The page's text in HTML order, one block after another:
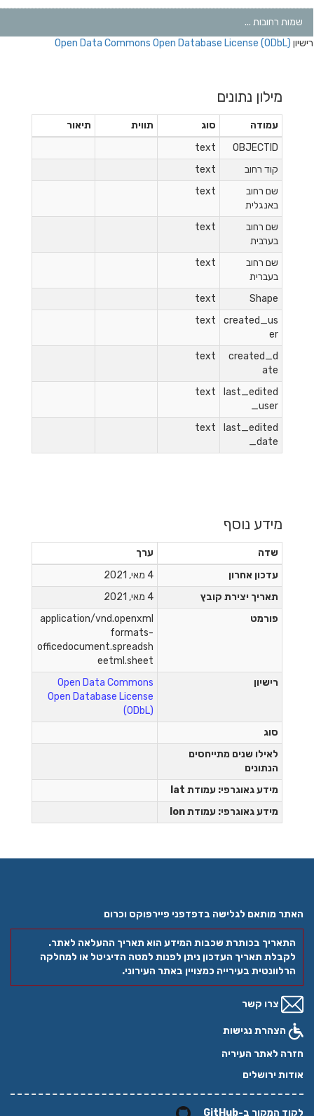
שמות רחובות ...
רישיון Open Data Commons Open Database License (ODbL)
מילון נתונים
עמודה סוג תווית
תיאור
OBJECTID
text
קוד רחוב
text
שם רחוב
באנגלית
text
שם רחוב
בערבית
text
שם רחוב
בעברית
text
Shape
text
created_us
er
text
created_d
ate
text
last_edited
_user
text
last_edited
_date
text
מידע נוסף
שדה
ערך
עדכון אחרון
4 מאי, 2021
תאריך יצירת קובץ
4 מאי, 2021
פורמט
application/vnd.openxml
formats-
officedocument.spreadsh
eetml.sheet
רישיון
Open Data Commons
Open Database License
(ODbL)
סוג
לאילו שנים מתייחסים
הנתונים
מידע גאוגרפי: עמודת lat
מידע גאוגרפי: עמודת lon
האתר מותאם לגלישה בדפדפני פיירפוקס וכרום
התאריך בכותרת שכבות המידע הוא תאריך ההעלאה לאתר.
לקבלת תאריך העדכון ניתן לפנות למטה הדיגיטל או למחלקה
הרלוונטית בעירייה כמצויין באתר העירוני.
צרו קשר
הצהרת נגישות
חזרה לאתר העיריה
אודות ירושלים
לקוד המקור ב-GitHub